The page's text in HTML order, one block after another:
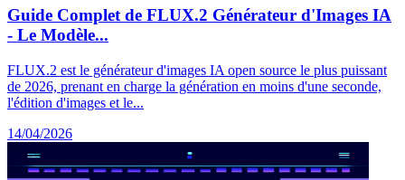
Guide Complet de FLUX.2 Générateur d'Images IA
- Le Modèle...
FLUX.2 est le générateur d'images IA open source le plus puissant
de 2026, prenant en charge la génération en moins d'une seconde,
l'édition d'images et le...
14/04/2026